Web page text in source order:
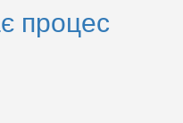
процес